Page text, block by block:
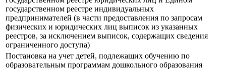
государственном реестре индивидуальных
предпринимателей (в части предоставления по запросам
физических и юридических лиц выписок из указанных
реестров, за исключением выписок, содержащих сведения
ограниченного доступа)
Постановка на учет детей, подлежащих обучению по
образовательным программам дошкольного образования